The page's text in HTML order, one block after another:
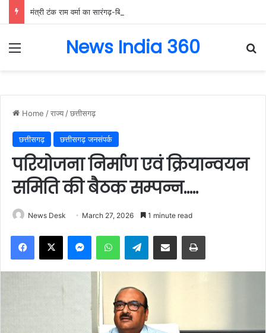
Menu News India 360
Home /राज्य /छत्तीसगढ़
छत्तीसगढ़ छत्तीसगढ़ जनसंपर्क
परियोजना निर्माण एवं क्रियान्वयन
समिति की बैठक सम्पन्न…..
News Desk March 27, 2026 1 minute read
Facebook
X MessengerWhatsAppTelegramShare via Email Print